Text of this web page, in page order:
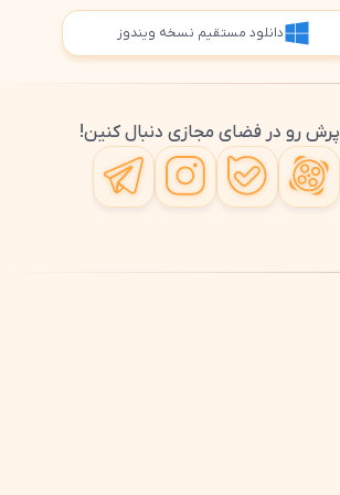
دانلود مستقیم نسخه ویندوز
پرش رو در فضای مجازی دنبال کنین!